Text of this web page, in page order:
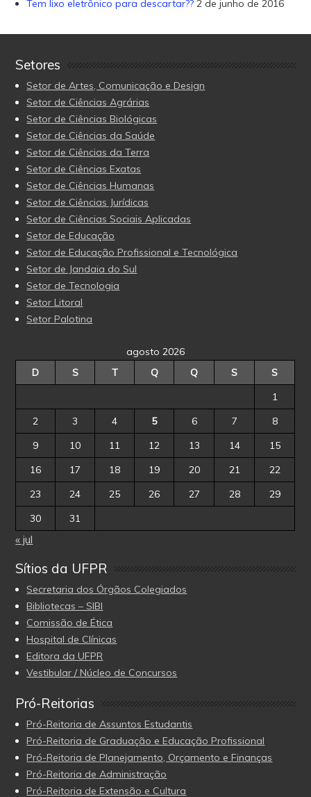
Tem lixo eletrônico para descartar?? 2 de junho de 2016
Setores
Setor de Artes, Comunicação e Design
Setor de Ciências Agrárias
Setor de Ciências Biológicas
Setor de Ciências da Saúde
Setor de Ciências da Terra
Setor de Ciências Exatas
Setor de Ciências Humanas
Setor de Ciências Jurídicas
Setor de Ciências Sociais Aplicadas
Setor de Educação
Setor de Educação Profissional e Tecnológica
Setor de Jandaia do Sul
Setor de Tecnologia
Setor Litoral
Setor Palotina
agosto 2026
D
S T Q Q S
S
1
2
3 4 5 6 7
8
9
10 11 12 13 14
15
16
17 18 19 20 21
22
23
24 25 26 27 28
29
30
31
« jul
Sítios da UFPR
Secretaria dos Órgãos Colegiados
Bibliotecas – SIBI
Comissão de Ética
Hospital de Clínicas
Editora da UFPR
Vestibular / Núcleo de Concursos
Pró-Reitorias
Pró-Reitoria de Assuntos Estudantis
Pró-Reitoria de Graduação e Educação Profissional
Pró-Reitoria de Planejamento, Orçamento e Finanças
Pró-Reitoria de Administração
Pró-Reitoria de Extensão e Cultura